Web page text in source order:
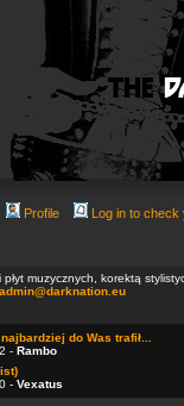
Profile Log in to check
muzycznych, korektą
admin@darknation.eu
do Was trafił...
- Rambo
- Vexatus